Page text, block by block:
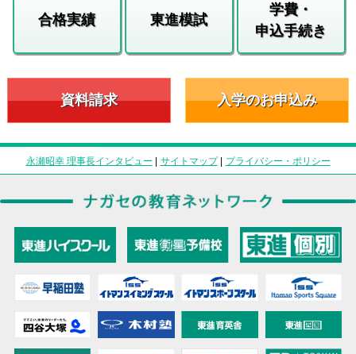
合格実績 東進模試
学費・
申込手続き
資料請求 入学のお申込み
永瀬昭幸 理事長インタビュー | サイトマップ| プライバシー・ポリシー